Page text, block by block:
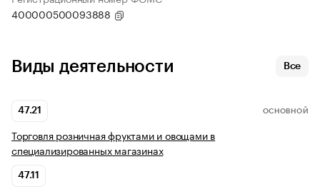
400000500093888
Виды деятельности Все
47.21 ОСНОВНОЙ
Торговля розничная фруктами и овощами в
специализированных магазинах
47.11